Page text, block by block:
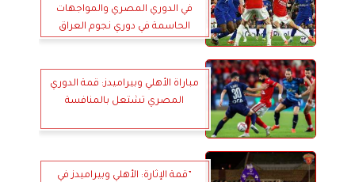
في الدوري المصري والمواجهات
الحاسمة في دوري نجوم العراق
مباراة الأهلي وبيراميدز: قمة الدوري
المصري تشتعل بالمنافسة
”قمة الإثارة: الأهلي وبيراميدز في